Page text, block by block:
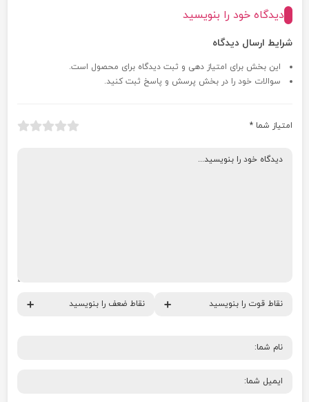
دیدگاه خود را بنویسید
شرایط ارسال دیدگاه
این بخش برای امتیاز دهی و ثبت دیدگاه برای محصول است.
سوالات خود را در بخش پرسش و پاسخ ثبت کنید.
امتیاز شما*